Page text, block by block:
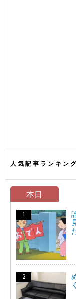
人気記事ランキング
本日